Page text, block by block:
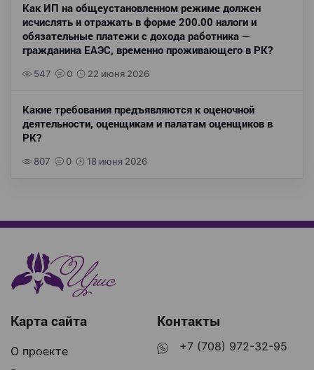
Как ИП на общеустановленном режиме должен
исчислять и отражать в форме 200.00 налоги и
обязательные платежи с дохода работника —
гражданина ЕАЭС, временно проживающего в РК?
547 0 22 июня 2026
Какие требования предъявляются к оценочной
деятельности, оценщикам и палатам оценщиков в
РК?
807 0 18 июня 2026
Карта сайта
О проекте
Контакты
+7 (708) 972-32-95